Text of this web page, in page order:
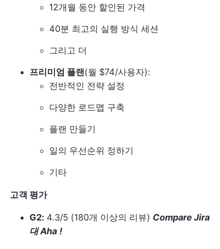
12개월 동안 할인된 가격
40분 최고의 실행 방식 세션
그리고 더
프리미엄 플랜(월 $74/사용자):
전반적인 전략 설정
다양한 로드맵 구축
플랜 만들기
일의 우선순위 정하기
기타
고객 평가
G2: 4.3/5 (180개 이상의 리뷰) Compare Jira
대 Aha !